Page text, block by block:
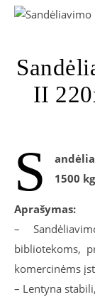
II
S
1500 kg
Aprašymas:
–
bibliotekoms,
komercinėms
– Lentyna